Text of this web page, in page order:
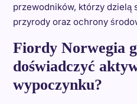
przewodników, którzy dzielą
przyrody oraz ochrony
Fiordy Norwegia
doświadczyć
wypoczynku?